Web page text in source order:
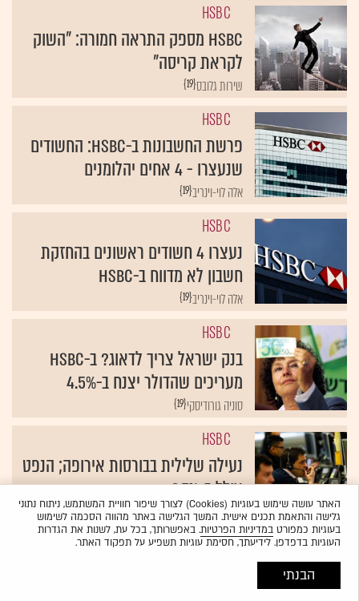
HSBC
HSBC מספק התראה חמורה: "השוק
לקראת קריסה"
{19}שירות גלובס
HSBC
פרשת החשבונות ב-HSBC: החשודים
שנעצרו - 4 אחים יהלומנים
{19}אלה לוי-וינריב
HSBC
נעצרו 4 חשודים ראשונים בהחזקת
חשבון לא מדווח ב-HSBC
{19}אלה לוי-וינריב
HSBC
בנק ישראל צריך לדאוג? ב-HSBC
מעריכים שהדולר יצנח ב-4.5%
{19}סוניה גורודיסקי
HSBC
נעילה שלילית בבורסות אירופה; הנפט
צולל ב-2.7%
{19}שירות גלובס האתר עושה שימוש בעוגיות (Cookies) לצורך שיפור חוויית המשתמש, ניתוח נתוני
גלישה והתאמת תכנים אישית. המשך הגלישה באתר מהווה הסכמה לשימוש
בעוגיות כמפורטבמדיניות הפרטיות. באפשרותך, בכל עת, לשנות את הגדרות
העוגיות בדפדפן. לידיעתך, חסימת עוגיות תשפיע על תפקוד האתר.
הבנתי